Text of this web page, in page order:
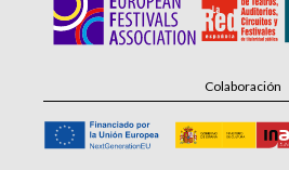
Colaboración